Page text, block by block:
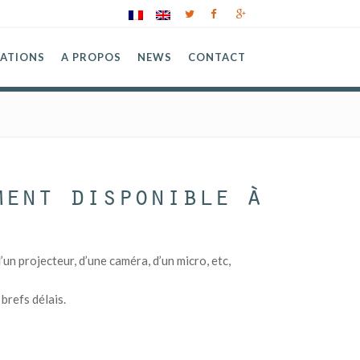
A PROPOS NEWS CONTACT
disponible à
projecteur, d’une caméra, d’un micro, etc,
délais.